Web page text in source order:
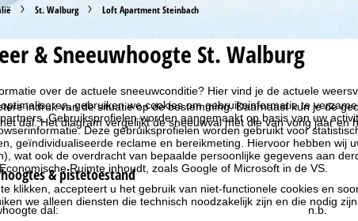
gebruiken we cookies om gebruiksinformatie te
Gebruiksprofielen worden aangemaakt op basis van uw
Deze gebruiksprofielen worden gebruikt voor
geïndividualiseerde reclame en bereikmeting. Hiervoor hebben wij
wat ook de overdracht van bepaalde persoonlijke gegevens aan
Ruimte inhoudt, zoals Google of Microsoft in de VS.
te klikken, accepteert u het gebruik van niet-functionele cookies en
we alleen diensten die technisch noodzakelijk zijn en die nodig
St. Walburg Loft Apartment Steinbach
& Sneeuwhoogte St. Walburg
over de actuele sneeuwconditie? Hier vind je de actuele
indruk van de situatie op de bestemming. Daarnaast kun je de
dal. Het diagram vergelijkt de sneeuwval met die van vorig jaar en
& pistetoestand
dal: n.b.